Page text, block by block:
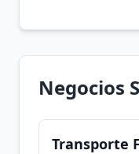
Negocios
Transporte